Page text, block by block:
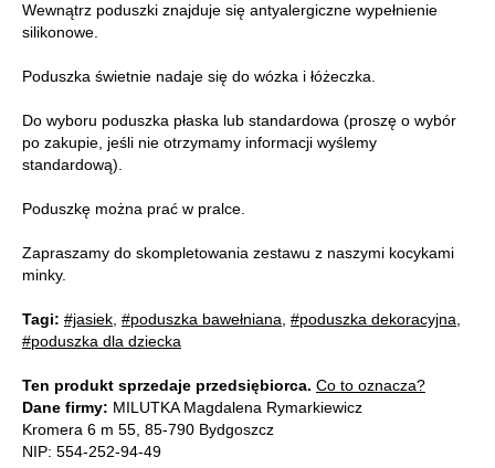
Wewnątrz poduszki znajduje się antyalergiczne wypełnienie
silikonowe.
Poduszka świetnie nadaje się do wózka i łóżeczka.
Do wyboru poduszka płaska lub standardowa (proszę o wybór
po zakupie, jeśli nie otrzymamy informacji wyślemy
standardową).
Poduszkę można prać w pralce.
Zapraszamy do skompletowania zestawu z naszymi kocykami
minky.
Tagi: #jasiek, #poduszka bawełniana, #poduszka dekoracyjna,
#poduszka dla dziecka
Ten produkt sprzedaje przedsiębiorca. Co to oznacza?
Dane firmy: MILUTKA Magdalena Rymarkiewicz
Kromera 6 m 55, 85-790 Bydgoszcz
NIP: 554-252-94-49